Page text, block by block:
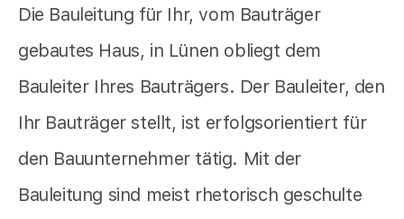
Die Bauleitung für Ihr, vom Bauträger
gebautes Haus, in Lünen obliegt dem
Bauleiter Ihres Bauträgers. Der Bauleiter, den
Ihr Bauträger stellt, ist erfolgsorientiert für
den Bauunternehmer tätig. Mit der
Bauleitung sind meist rhetorisch geschulte